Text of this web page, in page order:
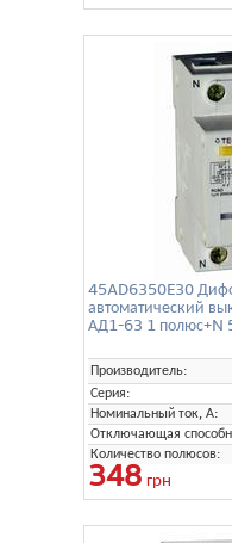
45AD6350E30
автоматический
АД1-63 1 полюс+N
Производитель:
Серия:
Номинальный ток, А:
Отключающая
Количество полюсов:
348 грн